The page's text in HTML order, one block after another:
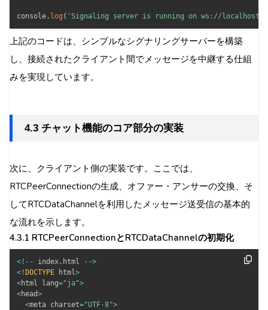
console . log ( 'Signaling server is running on ws://
上記のコードは、シンプルなシグナリングサーバーを構築
し、接続されたクライアント間でメッセージを中継する仕組
みを実現しています。
4.3 チャット機能のコア部分の実装
次に、クライアント側の実装です。ここでは、
RTCPeerConnectionの生成、オファー・アンサーの交換、そ
してRTCDataChannelを利用したメッセージ送受信の基本的
な流れを示します。
4.3.1 RTCPeerConnectionとRTCDataChannelの初期化
< ! -- index . html -->
< ! DOCTYPE html>
<html lang="ja">
<head>
<meta charset="UTF-8">